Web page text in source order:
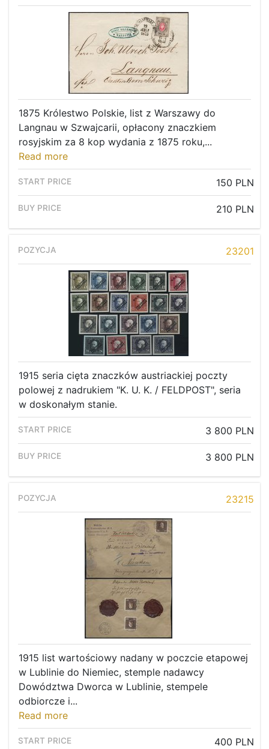
1875 Królestwo Polskie, list z Warszawy do
Langnau w Szwajcarii, opłacony znaczkiem
rosyjskim za 8 kop wydania z 1875 roku,...
Read more
150 PLN
210 PLN
23201
1915 seria cięta znaczków austriackiej poczty
polowej z nadrukiem "K. U. K. / FELDPOST", seria
w doskonałym stanie.
3 800 PLN
3 800 PLN
23215
1915 list wartościowy nadany w poczcie etapowej
w Lublinie do Niemiec, stemple nadawcy
Dowództwa Dworca w Lublinie, stempele
odbiorcze i...
Read more
400 PLN